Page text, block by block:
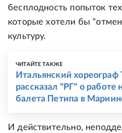
бесплодность попыток
которые хотели бы
культуру.
ЧИТАЙТЕ ТАКЖЕ
Итальянский
рассказал "РГ" о работе
балета Петипа в
И действительно,